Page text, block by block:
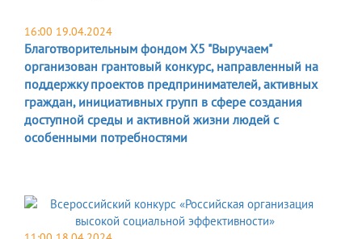
16:00 19.04.2024
Благотворительным фондом Х5 "Выручаем"
организован грантовый конкурс, направленный на
поддержку проектов предпринимателей, активных
граждан, инициативных групп в сфере создания
доступной среды и активной жизни людей с
особенными потребностями